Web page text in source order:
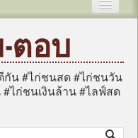
ตอบ
กัน #ไก่ชนสด #ไก่ชนวัน
ไก่ชนเงินล้าน #ไลฟ์สด